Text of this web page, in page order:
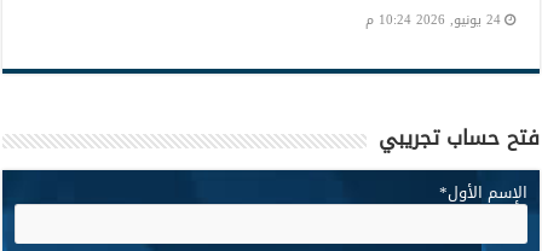
24 يونيو, 2026 10:24 م
فتح حساب تجريبي
الإسم الأول*